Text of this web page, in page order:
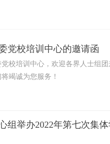
党校培训中心的邀请函
校培训中心，欢迎各界人士组
竭诚为您服务！
组举办2022年第七次集